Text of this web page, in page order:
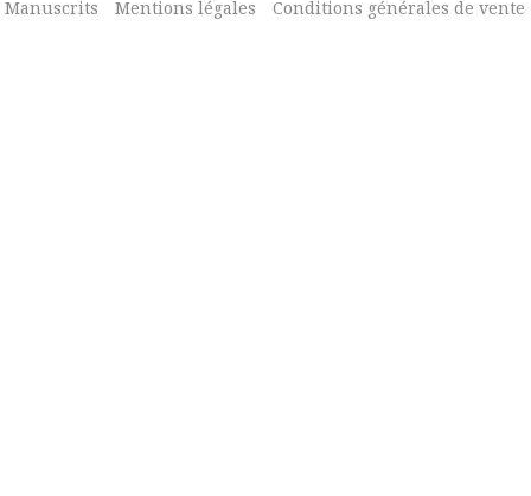
Manuscrits
Mentions légales Conditions générales de vente